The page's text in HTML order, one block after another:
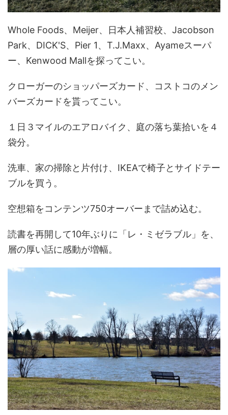
Whole Foods、Meijer、日本人補習校、Jacobson
Park、DICK'S、Pier 1、T.J.Maxx、Ayameスーパ
ー、Kenwood Mallを探ってこい。
クローガーのショッパーズカード、コストコのメン
バーズカードを貰ってこい。
１日３マイルのエアロバイク、庭の落ち葉拾いを４
袋分。
洗車、家の掃除と片付け、IKEAで椅子とサイドテー
ブルを買う。
空想箱をコンテンツ750オーバーまで詰め込む。
読書を再開して10年ぶりに「レ・ミゼラブル」を、
層の厚い話に感動が増幅。